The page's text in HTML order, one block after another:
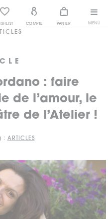
MENU
COMPTE PANIER
: faire
de l’amour, le
de l’Atelier !
: ARTICLES